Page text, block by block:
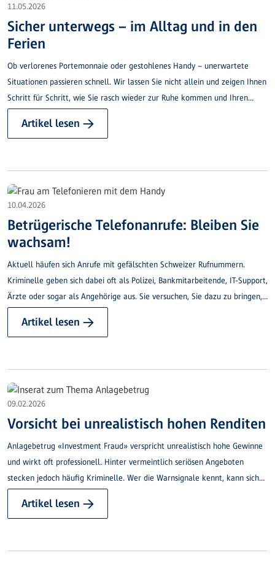
11.05.2026
Sicher unterwegs – im Alltag und in den
Ferien
Ob verlorenes Portemonnaie oder gestohlenes Handy – unerwartete
Situationen passieren schnell. Wir lassen Sie nicht allein und zeigen Ihnen
Schritt für Schritt, wie Sie rasch wieder zur Ruhe kommen und Ihren
Artikel lesen →
10.04.2026
Betrügerische Telefonanrufe: Bleiben Sie
wachsam!
Aktuell häufen sich Anrufe mit gefälschten Schweizer Rufnummern.
Kriminelle geben sich dabei oft als Polizei, Bankmitarbeitende, IT-Support,
Ärzte oder sogar als Angehörige aus. Sie versuchen, Sie dazu zu bringen,
persönliche bzw. Bankdaten preiszugeben.
Artikel lesen →
09.02.2026
Vorsicht bei unrealistisch hohen Renditen
Anlagebetrug «Investment Fraud» verspricht unrealistisch hohe Gewinne
und wirkt oft professionell. Hinter vermeintlich seriösen Angeboten
stecken jedoch häufig Kriminelle. Wer die Warnsignale kennt, kann sich
Artikel lesen →